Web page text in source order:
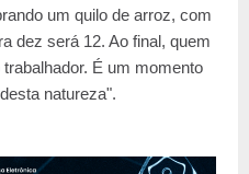
um quilo de arroz, com
dez será 12. Ao final, quem
É um momento
natureza".